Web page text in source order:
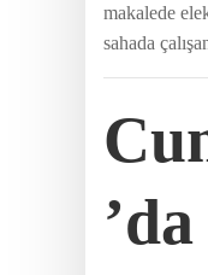
makalede
sahada